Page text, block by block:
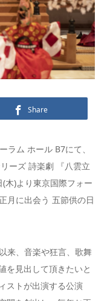
Share
ラム ホール B7にて、
ーズ 詩楽劇 『八雲立
木)より東京国際フォー
月に出会う 五節供の日
来、音楽や狂言、歌舞
を見出して頂きたいと
ストが出演する公演